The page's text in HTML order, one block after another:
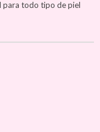
para todo tipo de piel